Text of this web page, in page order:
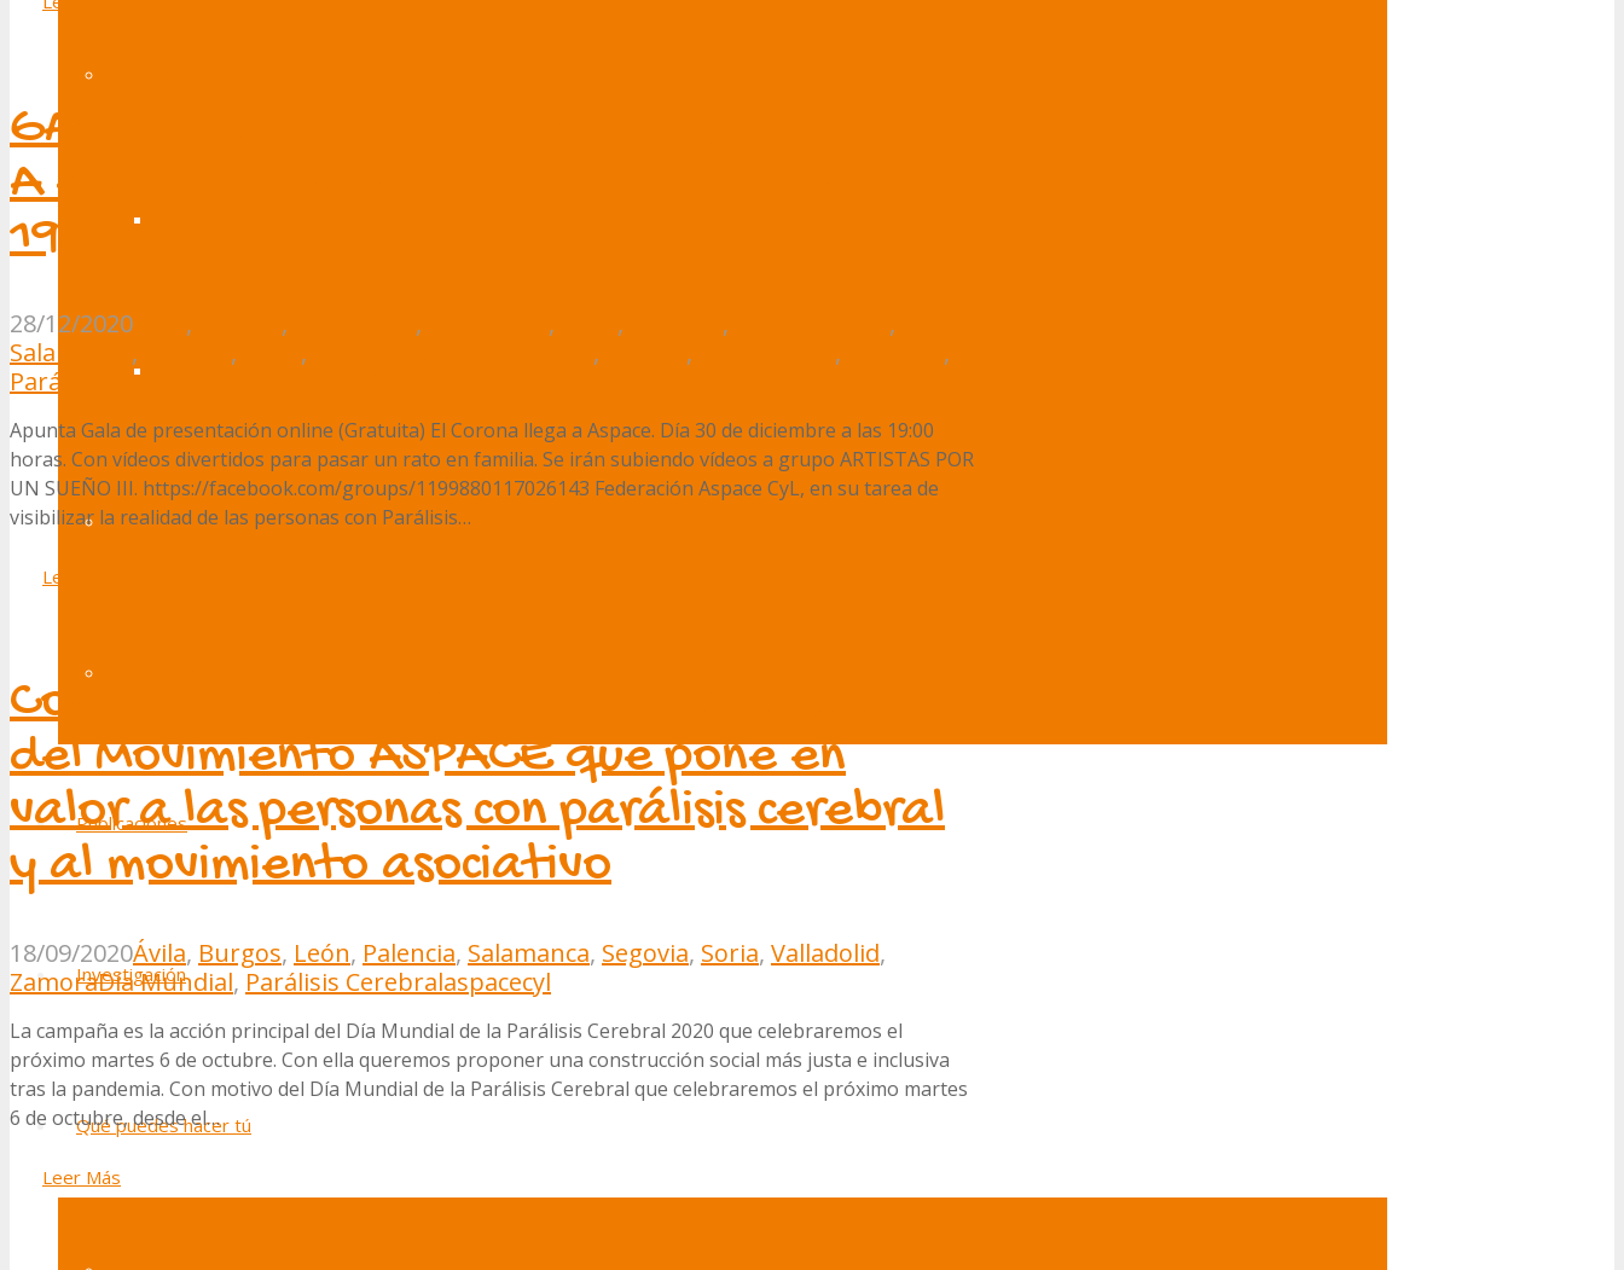
Cuesionario Exposición Fotográfica
Red de ciudadanía activa y vida independiente
Publicaciones
Investigación
Qué puedes hacer tú
GALA PRESENTACIÓN “EL CORONA LLEGA
A ASPACE” Día 30 de diciembre a las
19:00 horas
28/12/2020 , , , , , ,
,
Salamanca , , , , , ,
,
Parálisis Cerebral
Apunta Gala de presentación online (Gratuita) El Corona llega a Aspace. Día 30 de diciembre a las 19:00
horas. Con vídeos divertidos para pasar un rato en familia. Se irán subiendo vídeos a grupo ARTISTAS POR
UN SUEÑO III. https://facebook.com/groups/1199880117026143 Federación Aspace CyL, en su tarea de
visibilizar la realidad de las personas con Parálisis…
Leer Más
Comienza “Un Futuro Mejor” la campaña
del Movimiento ASPACE que pone en
valor a las personas con parálisis cerebral
y al movimiento asociativo
18/09/2020Ávila, Burgos, León, Palencia, Salamanca, Segovia, Soria, Valladolid,
ZamoraDía Mundial, Parálisis Cerebralaspacecyl
La campaña es la acción principal del Día Mundial de la Parálisis Cerebral 2020 que celebraremos el
próximo martes 6 de octubre. Con ella queremos proponer una construcción social más justa e inclusiva
tras la pandemia. Con motivo del Día Mundial de la Parálisis Cerebral que celebraremos el próximo martes
6 de octubre, desde el…
Leer Más